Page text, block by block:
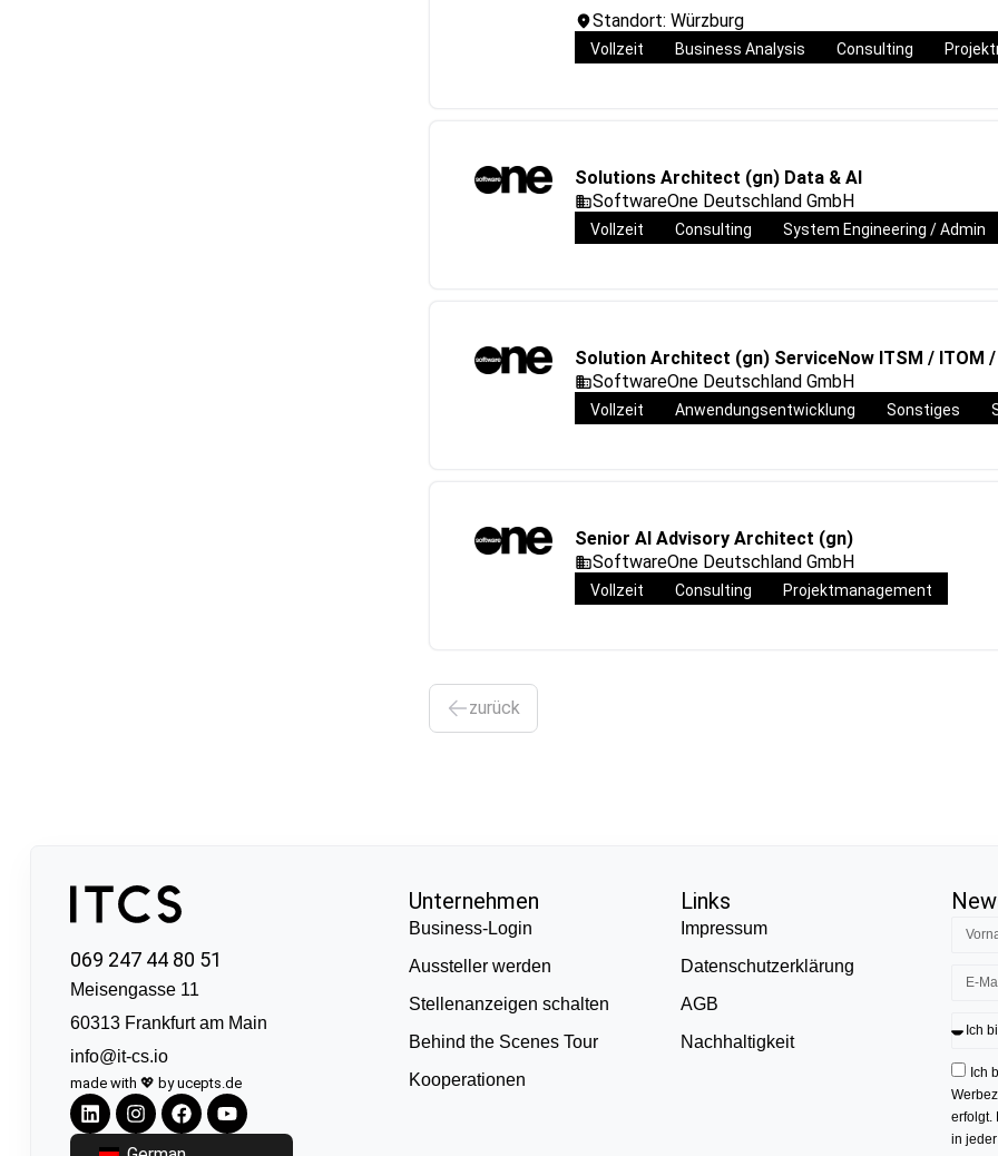
Standort: Würzburg
Vollzeit Business Analysis Consulting
Solutions Architect (gn) Data & AI
SoftwareOne Deutschland GmbH
Vollzeit Consulting System Engineering / Admin
Solution Architect (gn) ServiceNow ITSM / ITOM /
SoftwareOne Deutschland GmbH
Vollzeit Anwendungsentwicklung Sonstiges
Senior AI Advisory Architect (gn)
SoftwareOne Deutschland GmbH
Vollzeit Consulting Projektmanagement
zurück
069 247 44 80 51
Meisengasse 11
60313 Frankfurt am Main
info@it-cs.io
made with 💖 by ucepts.de
Unternehmen
Business-Login
Aussteller werden
Stellenanzeigen schalten
Behind the Scenes Tour
Kooperationen
Links
Impressum
Datenschutzerklärung
AGB
Nachhaltigkeit
Ich
erfolgt.
in